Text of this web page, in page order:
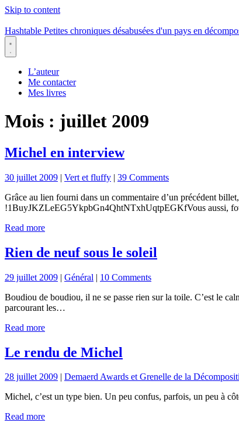
Skip to content
Hashtable Petites chroniques désabusées d'un pays en
Menu
L’auteur
Me contacter
Mes livres
Mois : juillet 2009
Michel en interview
30 juillet 2009 | Vert et fluffy | 39 Comments
Grâce au lien fourni dans un commentaire d’un précédent
!1BuyJKZLeEG5YkpbGn4QhtNTxhUqtpEGKfVous aussi,
Read more
Rien de neuf sous le soleil
29 juillet 2009 | Général | 10 Comments
Boudiou de boudiou, il ne se passe rien sur la toile. C’est le
parcourant les…
Read more
Le rendu de Michel
28 juillet 2009 | Demaerd Awards et Grenelle de la
Michel, c’est un type bien. Un peu confus, parfois, un peu à
Read more